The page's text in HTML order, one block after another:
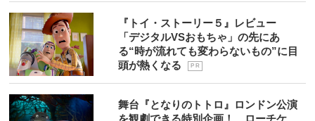
『トイ・ストーリー５』レビュー
「デジタルVSおもちゃ」の先にあ
る“時が流れても変わらないもの”に目
頭が熱くなる
P R
舞台『となりのトトロ』ロンドン公演
を観劇できる特別企画！ ローチケ